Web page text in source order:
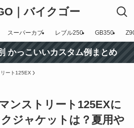
｜バイクゴー
スーパーカブ レブル250 GB350
かっこいいカスタム例まとめ
ート125EX
ンストリート125EXに
ジャケットは？夏用や